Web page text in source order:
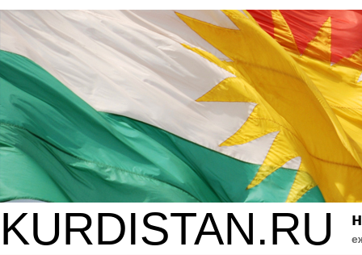
KURDISTAN.RU